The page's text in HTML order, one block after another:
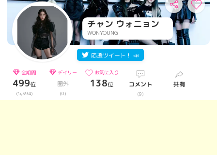
チャン ウォニョン
WONYOUNG
応援ツイート！ 📣
全期間
499位
(5,394)
デイリー
圏外
(0)
お気に入り
138位 コメント
(9)
共有